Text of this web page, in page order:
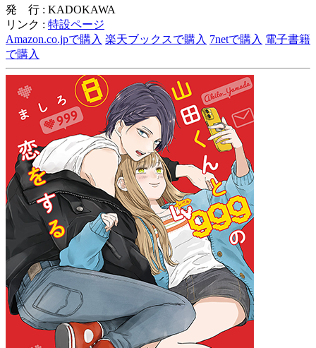
発 行 : KADOKAWA
リンク : 特設ページ
Amazon.co.jpで購入 楽天ブックスで購入 7netで購入 電子書籍
で購入